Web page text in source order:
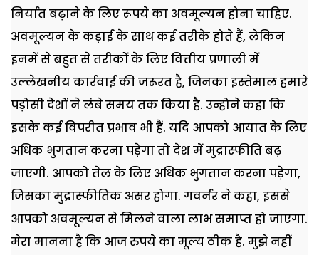
निर्यात बढ़ाने के लिए रूपये का अवमूल्यन होना चाहिए.
अवमूल्यन के कड़ाई के साथ कई तरीके होते हैं, लेकिन
इनमें से बहुत से तरीकों के लिए वित्तीय प्रणाली में
उल्लेखनीय कार्रवाई की जरूरत है, जिनका इस्तेमाल हमारे
पड़ोसी देशों ने लंबे समय तक किया है. उन्होने कहा कि
इसके कई विपरीत प्रभाव भी हैं. यदि आपको आयात के लिए
अधिक भुगतान करना पड़ेगा तो देश में मुद्रास्फीति बढ़
जाएगी. आपको तेल के लिए अधिक भुगतान करना पड़ेगा,
जिसका मुद्रास्फीतिक असर होगा. गवर्नर ने कहा, इससे
आपको अवमूल्यन से मिलने वाला लाभ समाप्त हो जाएगा.
मेरा मानना है कि आज रुपये का मूल्य ठीक है. मुझे नहीं